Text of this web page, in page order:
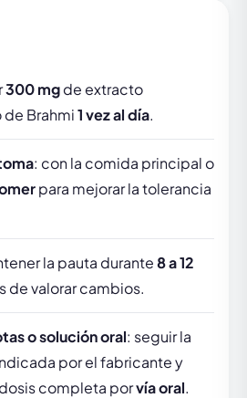
300 mgde extracto
Brahmi1 vez al día.
: con la comida principal o
para mejorar la tolerancia
la pauta durante8 a 12
de valorar cambios.
o solución oral: seguir la
por el fabricante y
completa porvía oral.